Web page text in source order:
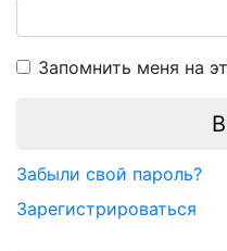
Запомнить меня на
Забыли свой пароль?
Зарегистрироваться